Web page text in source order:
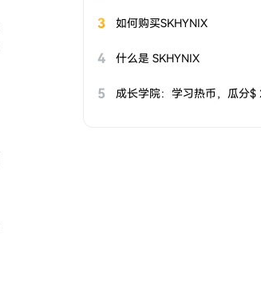
3 如何购买SKHYNIX
4 什么是 SKHYNIX
5 成长学院：学习热币，瓜分$